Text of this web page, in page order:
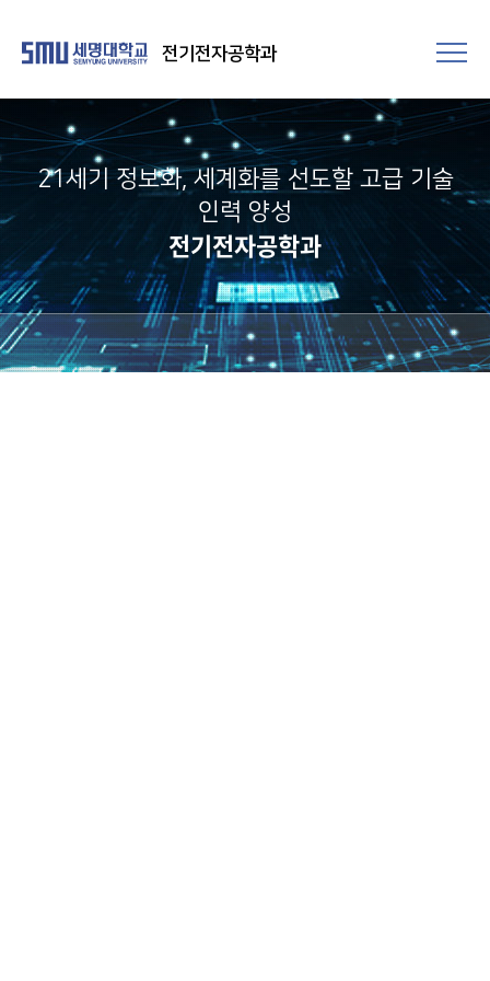
전기전자공학과
21세기 정보화, 세계화를 선도할 고급 기술
인력 양성
전기전자공학과